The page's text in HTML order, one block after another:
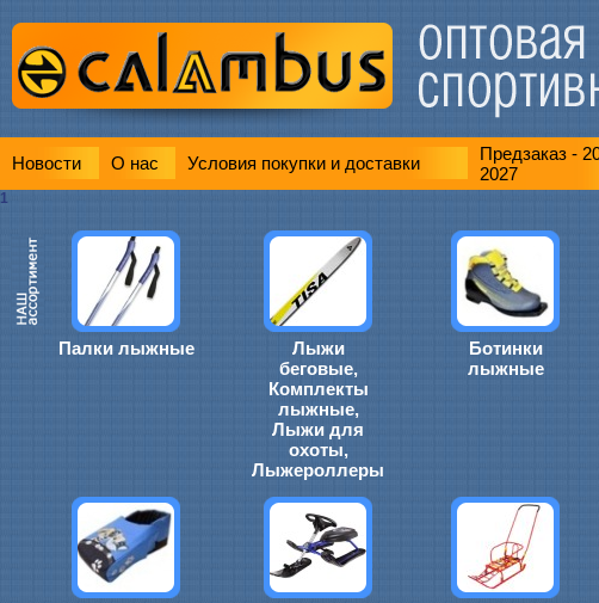
Новости О нас Условия покупки и доставки
Предзаказ -
2027
1
Палки лыжные
Лыжи
беговые,
Комплекты
лыжные,
Лыжи для
охоты,
Лыжероллеры
Ботинки
лыжные